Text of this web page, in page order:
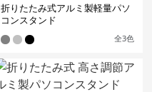
折りたたみ式アルミ製軽量パソ
コンスタンド
全3色